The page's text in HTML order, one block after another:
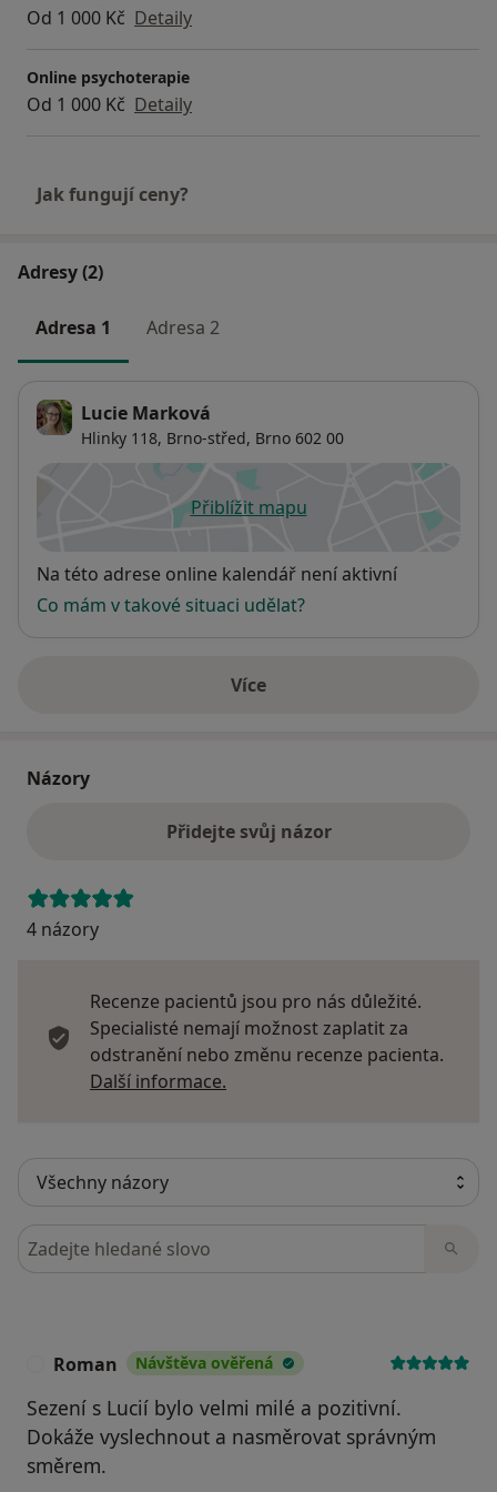
své práci respektuji jedinečnost každého člověka a
jedinečnost prožitých zkušeností.
Pracuji s tématy úzkostí, deprese, mezilidských a
rodinných vztahů, domácího násilí, psychosomatických
obtíží, smutkem a ztrátou, traumatem,
Od 1 000 Kč Detaily
Online psychoterapie
Od 1 000 Kč Detaily
Jak fungují ceny?
Adresy (2)
Adresa 1 Adresa 2
Lucie Marková
Hlinky 118, Brno-střed, Brno 602 00
Přiblížit mapuse otevře v nové záložce
Dostupnost
Na této adrese online kalendář není aktivní
Co mám v takové situaci udělat?
Víceo adrese
Názory
Přidejte svůj názor
4 názory
Recenze pacientů jsou pro nás důležité.
Specialisté nemají možnost zaplatit za
odstranění nebo změnu recenze pacienta.
Další informace.
Hledejte v názorech
Roman Návštěva ověřená
Sezení s Lucií bylo velmi milé a pozitivní.
Dokáže vyslechnout a nasměrovat správným
směrem.